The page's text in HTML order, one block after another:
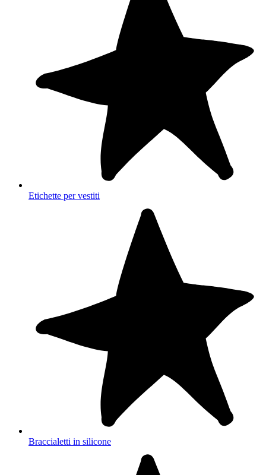
Etichette per vestiti
Braccialetti in silicone